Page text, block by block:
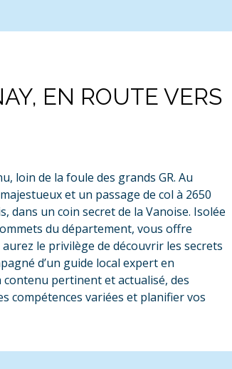
EN ROUTE VERS
loin de la foule des grands GR. Au
et un passage de col à 2650
dans un coin secret de la Vanoise. Isolée
du département, vous offre
le privilège de découvrir les secrets
d’un guide local expert en
pertinent et actualisé, des
compétences variées et planifier vos